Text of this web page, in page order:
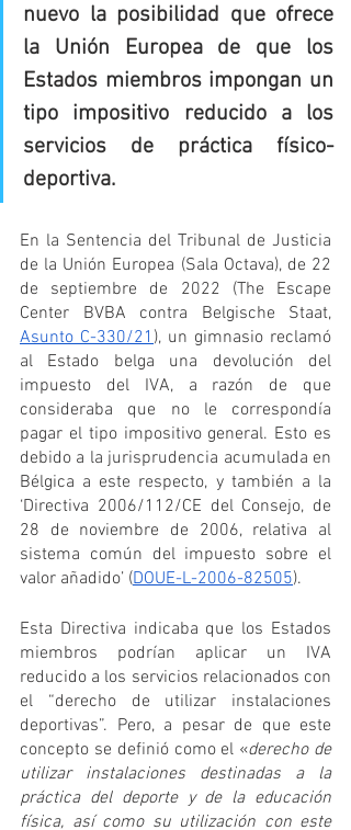
nuevo la posibilidad que ofrece
la Unión Europea de que los
Estados miembros impongan un
tipo impositivo reducido a los
servicios de práctica físico-
deportiva.
En la Sentencia del Tribunal de Justicia
de la Unión Europea (Sala Octava), de 22
de septiembre de 2022 (The Escape
Asunto C-330/21 ), un gimnasio reclamó
al Estado belga una devolución del
impuesto del IVA, a razón de que
consideraba que no le correspondía
pagar el tipo impositivo general. Esto es
debido a la jurisprudencia acumulada en
Bélgica a este respecto, y también a la
‘Directiva 2006/112/CE del Consejo, de
28 de noviembre de 2006, relativa al
sistema común del impuesto sobre el
valor añadido’ (DOUE-L-2006-82505).
Esta Directiva indicaba que los Estados
miembros podrían aplicar un IVA
reducido a los servicios relacionados con
el “derecho de utilizar instalaciones
deportivas”. Pero, a pesar de que este
concepto se definió como el «derecho de
utilizar instalaciones destinadas a la
práctica del deporte y de la educación
física, así como su utilización con este